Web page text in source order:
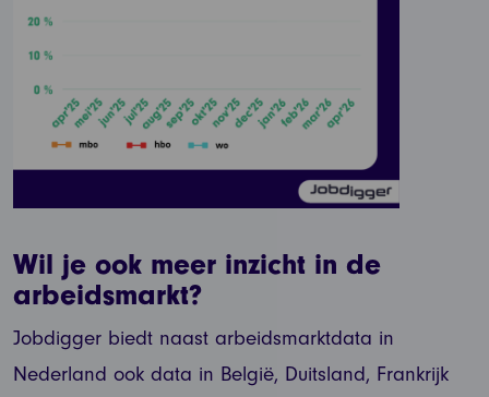
Wil je ook meer inzicht in de
arbeidsmarkt?
Jobdigger biedt naast arbeidsmarktdata in
Nederland ook data in België, Duitsland, Frankrijk